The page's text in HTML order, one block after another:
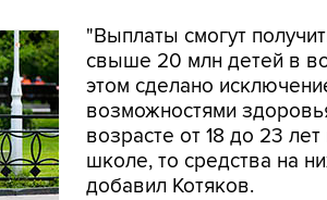
"Выплаты смогут
свыше 20 млн детей в
этом сделано
возможностями
возрасте от 18 до 23
школе, то средства на
добавил Котяков.